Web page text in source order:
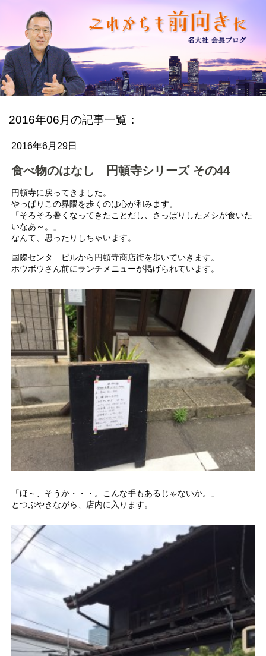
2016年06月の記事一覧：
2016年6月29日
食べ物のはなし 円頓寺シリーズ その44
円頓寺に戻ってきました。
やっぱりこの界隈を歩くのは心が和みます。
「そろそろ暑くなってきたことだし、さっぱりしたメシが食いた
いなあ～。」
なんて、思ったりしちゃいます。
国際センタ―ビルから円頓寺商店街を歩いていきます。
ホウボウさん前にランチメニューが掲げられています。
「ほ～、そうか・・・。こんな手もあるじゃないか。」
とつぶやきながら、店内に入ります。